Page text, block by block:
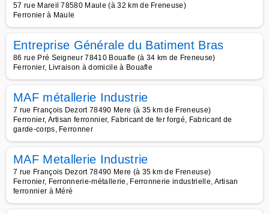
57 rue Mareil 78580 Maule (à 32 km de Freneuse)
Ferronier à Maule
Entreprise Générale du Batiment Bras
86 rue Pré Seigneur 78410 Bouafle (à 34 km de Freneuse)
Ferronier, Livraison à domicile à Bouafle
MAF métallerie Industrie
7 rue François Dezort 78490 Mere (à 35 km de Freneuse)
Ferronier, Artisan ferronnier, Fabricant de fer forgé, Fabricant de
garde-corps, Ferronner
MAF Metallerie Industrie
7 rue François Dezort 78490 Mere (à 35 km de Freneuse)
Ferronier, Ferronnerie-métallerie, Ferronnerie industrielle, Artisan
ferronnier à Méré